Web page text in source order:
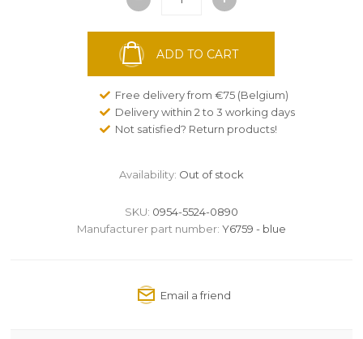
ADD TO CART
Free delivery from €75 (Belgium)
Delivery within 2 to 3 working days
Not satisfied? Return products!
Availability: Out of stock
SKU: 0954-5524-0890
Manufacturer part number: Y6759 - blue